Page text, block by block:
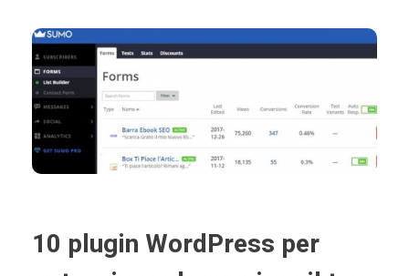
10 plugin WordPress per